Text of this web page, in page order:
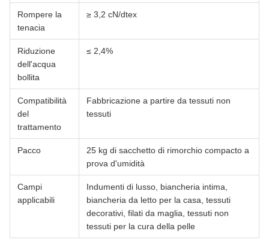
Rompere la
tenacia
≥ 3,2 cN/dtex
Riduzione
dell'acqua
bollita
≤ 2,4%
Compatibilità
del
trattamento
Fabbricazione a partire da tessuti non
tessuti
Pacco
25 kg di sacchetto di rimorchio compacto a
prova d'umidità
Campi
applicabili
Indumenti di lusso, biancheria intima,
biancheria da letto per la casa, tessuti
decorativi, filati da maglia, tessuti non
tessuti per la cura della pelle